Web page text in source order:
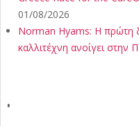
01/08/2026
Norman Hyams: Η πρώτη
καλλιτέχνη ανοίγει στην